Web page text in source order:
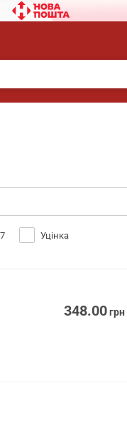
Уцінка
348.00грн